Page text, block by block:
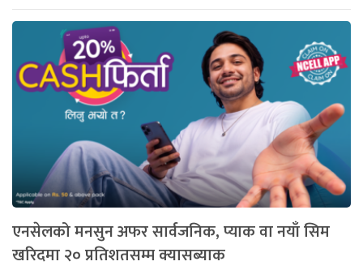
एनसेलको मनसुन अफर सार्वजनिक, प्याक वा नयाँ सिम
खरिदमा २० प्रतिशतसम्म क्यासब्याक